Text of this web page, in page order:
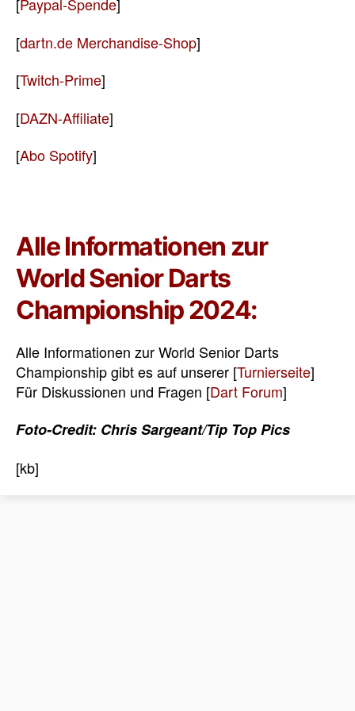
[Paypal-Spende]
[dartn.de Merchandise-Shop]
[Twitch-Prime]
[DAZN-Affiliate]
[Abo Spotify]
Alle Informationen zur
World Senior Darts
Championship 2024:
Alle Informationen zur World Senior Darts
Championship gibt es auf unserer [Turnierseite]
Für Diskussionen und Fragen [Dart Forum]
Foto-Credit: Chris Sargeant/Tip Top Pics
[kb]